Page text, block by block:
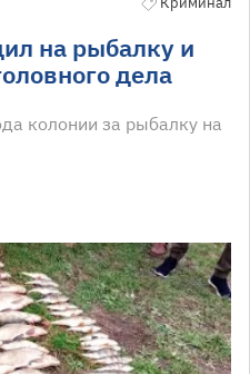
на рыбалку и
дела
колонии за рыбалку на